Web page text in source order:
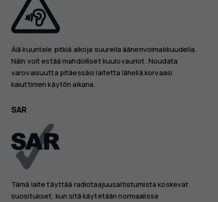
Älä kuuntele pitkiä aikoja suurella äänenvoimakkuudella.
Näin voit estää mahdolliset kuulovauriot. Noudata
varovaisuutta pitäessäsi laitetta lähellä korvaasi
kaiuttimen käytön aikana.
SAR
Tämä laite täyttää radiotaajuusaltistumista koskevat
suositukset, kun sitä käytetään normaalissa